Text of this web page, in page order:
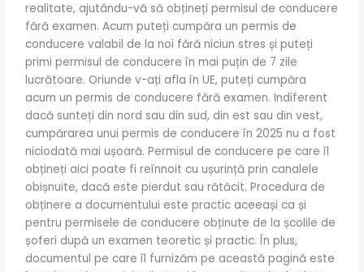
realitate, ajutându-vă să obțineți permisul de conducere
fără examen. Acum puteți cumpăra un permis de
conducere valabil de la noi fără niciun stres și puteți
primi permisul de conducere în mai puțin de 7 zile
lucrătoare. Oriunde v-ați afla în UE, puteți cumpăra
acum un permis de conducere fără examen. Indiferent
dacă sunteți din nord sau din sud, din est sau din vest,
cumpărarea unui permis de conducere în 2025 nu a fost
niciodată mai ușoară. Permisul de conducere pe care îl
obțineți aici poate fi reînnoit cu ușurință prin canalele
obișnuite, dacă este pierdut sau rătăcit. Procedura de
obținere a documentului este practic aceeași ca și
pentru permisele de conducere obținute de la școlile de
șoferi după un examen teoretic și practic. În plus,
documentul pe care îl furnizăm pe această pagină este